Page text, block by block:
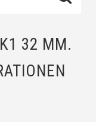
32 MM.